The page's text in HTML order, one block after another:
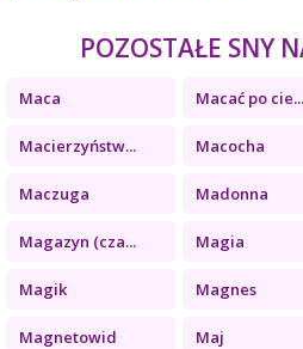
POZOSTAŁE SNY
Maca Macać po cie...
Macierzyństw... Macocha
Maczuga Madonna
Magazyn (cza... Magia
Magik Magnes
Magnetowid Maj